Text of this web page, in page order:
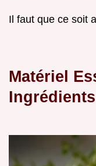
Il faut que ce soit
Matériel